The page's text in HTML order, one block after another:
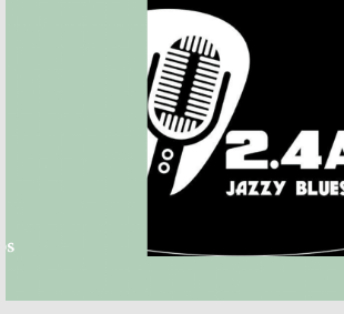
Community
Kalender